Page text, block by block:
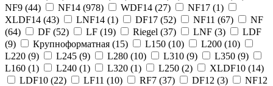
NF9 (44) NF14 (978) WDF14 (27) NF17 (1)
XLDF14 (43) LNF14 (1) DF17 (52) NF11 (67)
NF
(64) DF (52) LF (19) Riegel (37) LNF (3)
LDF
(9) Крупноформатная (15) L150 (10) L200 (10)
L220 (9) L245 (9) L280 (10) L310 (9) L350 (9)
L160 (1) L240 (1) L320 (1) L250 (2) XLDF10 (14)
LDF10 (22) LF11 (10) RF7 (37) DF12 (3)
NF12